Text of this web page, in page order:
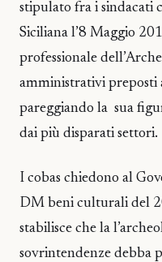
stipulato fra i sindacati
Siciliana l’8 Maggio
professionale
amministrativi preposti
pareggiando la sua
dai più disparati settori.
I cobas chiedono al
DM beni culturali del
stabilisce che la
sovrintendenze debba